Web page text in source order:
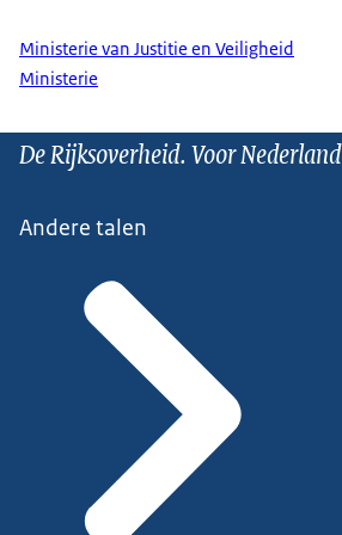
Ministerie van Justitie en Veiligheid
Ministerie
De Rijksoverheid. Voor Nederland
Andere talen